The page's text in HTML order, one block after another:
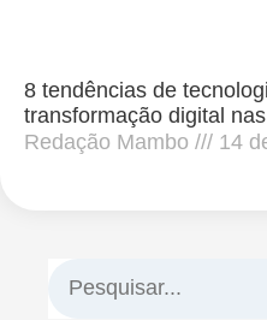
8 tendências de
transformação digital
Redação Mambo
14